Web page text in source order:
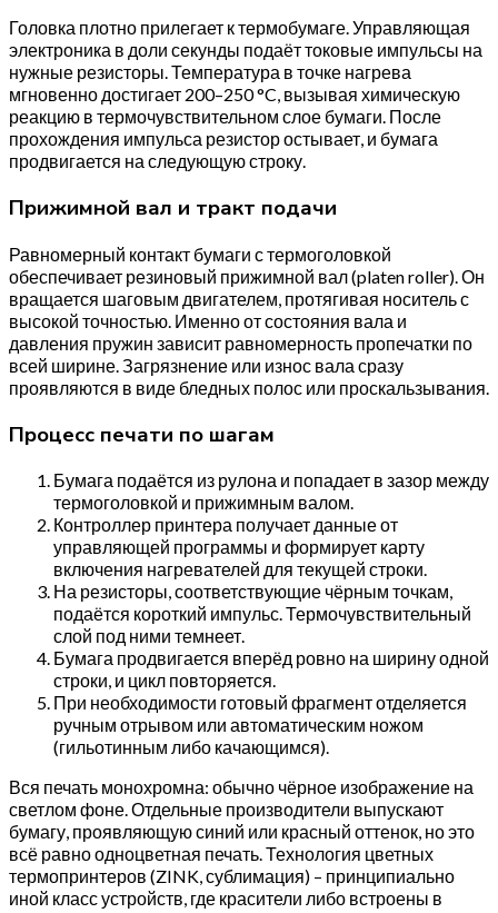
Головка плотно прилегает к термобумаге. Управляющая
электроника в доли секунды подаёт токовые импульсы на
нужные резисторы. Температура в точке нагрева
мгновенно достигает 200–250 °C, вызывая химическую
реакцию в термочувствительном слое бумаги. После
прохождения импульса резистор остывает, и бумага
продвигается на следующую строку.
Прижимной вал и тракт подачи
Равномерный контакт бумаги с термоголовкой
обеспечивает резиновый прижимной вал (platen roller). Он
вращается шаговым двигателем, протягивая носитель с
высокой точностью. Именно от состояния вала и
давления пружин зависит равномерность пропечатки по
всей ширине. Загрязнение или износ вала сразу
проявляются в виде бледных полос или проскальзывания.
Процесс печати по шагам
Бумага подаётся из рулона и попадает в зазор между
термоголовкой и прижимным валом.
Контроллер принтера получает данные от
управляющей программы и формирует карту
включения нагревателей для текущей строки.
На резисторы, соответствующие чёрным точкам,
подаётся короткий импульс. Термочувствительный
слой под ними темнеет.
Бумага продвигается вперёд ровно на ширину одной
строки, и цикл повторяется.
При необходимости готовый фрагмент отделяется
ручным отрывом или автоматическим ножом
(гильотинным либо качающимся).
Вся печать монохромна: обычно чёрное изображение на
светлом фоне. Отдельные производители выпускают
бумагу, проявляющую синий или красный оттенок, но это
всё равно одноцветная печать. Технология цветных
термопринтеров (ZINK, сублимация) – принципиально
иной класс устройств, где красители либо встроены в